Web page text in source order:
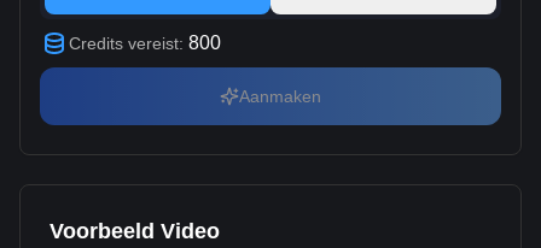
Credits vereist: 800
Aanmaken
Voorbeeld Video